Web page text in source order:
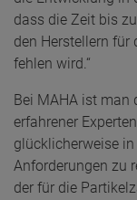
dass die Zeit bis
den Herstellern für
fehlen wird.“
Bei MAHA ist man
erfahrener
glücklicherweise
Anforderungen zu
der für die